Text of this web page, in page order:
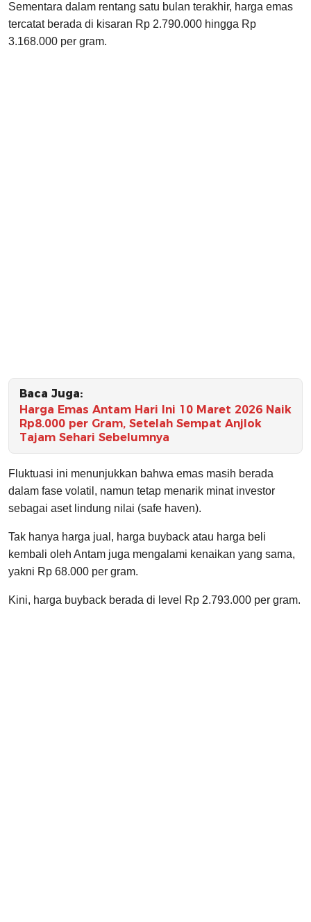
Sementara dalam rentang satu bulan terakhir, harga emas
tercatat berada di kisaran Rp 2.790.000 hingga Rp
3.168.000 per gram.
Baca Juga:
Harga Emas Antam Hari Ini 10 Maret 2026 Naik
Rp8.000 per Gram, Setelah Sempat Anjlok
Tajam Sehari Sebelumnya
Fluktuasi ini menunjukkan bahwa emas masih berada
dalam fase volatil, namun tetap menarik minat investor
sebagai aset lindung nilai (safe haven).
Tak hanya harga jual, harga buyback atau harga beli
kembali oleh Antam juga mengalami kenaikan yang sama,
yakni Rp 68.000 per gram.
Kini, harga buyback berada di level Rp 2.793.000 per gram.